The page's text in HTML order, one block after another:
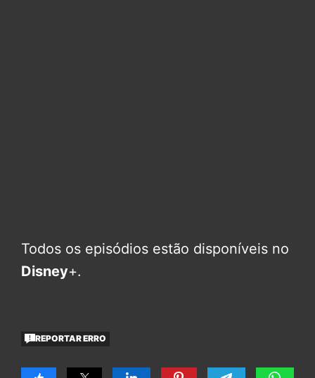
Todos os episódios estão disponíveis no
Disney+.
REPORTAR ERRO